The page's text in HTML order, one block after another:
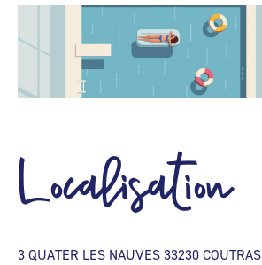
Localisation
3 QUATER LES NAUVES 33230 COUTRAS